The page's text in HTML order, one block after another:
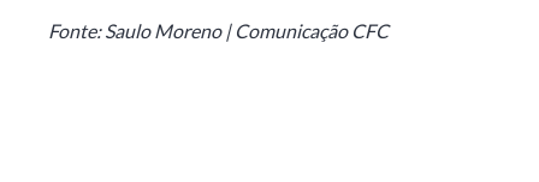
Fonte: Saulo Moreno | Comunicação CFC